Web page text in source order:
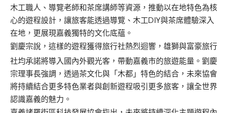
木工職人、導覽老師和茶席講師等資源，推動以在地特色為核
心的遊程設計，讓旅客能透過導覽、木工DIY與茶席體驗深入
在地，更展現嘉義獨特的文化底蘊。
劉慶宗說，這樣的遊程獲得旅行社熱烈迴響，雄獅與富豪旅行
社均承諾將導入國內外觀光客，帶動嘉義市的旅遊能量。劉慶
宗理事長強調，透過茶文化與「木都」特色的結合，未來協會
將持續結合更多特色業者與創新遊程吸引更多旅客，讓全世界
認識嘉義的魅力。